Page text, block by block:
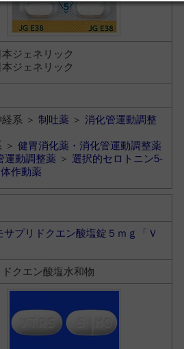
本ジェネリック
本ジェネリック
経系 ＞制吐薬 ＞消化管運動調整
＞健胃消化薬・消化管運動調整薬
運動調整薬 ＞選択的セロトニン5-
作動薬
サプリドクエン酸塩錠５ｍｇ「Ｖ
クエン酸塩水和物